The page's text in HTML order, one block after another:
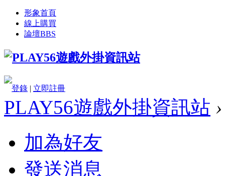
形象首頁
線上購買
論壇BBS
登錄 | 立即註冊
PLAY56遊戲外掛資訊站 ›
加為好友
發送消息